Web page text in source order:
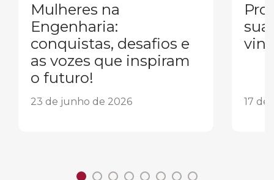
Mulheres na
Engenharia:
conquistas, desafios e
as vozes que inspiram
o futuro!
23 de junho de 2026
sua
17 de